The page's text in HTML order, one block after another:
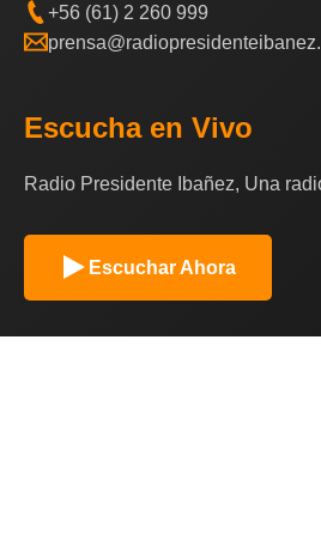
+56 (61) 2 260 999
Escucha en Vivo
Radio Presidente Ibañez, Una
Escuchar Ahora